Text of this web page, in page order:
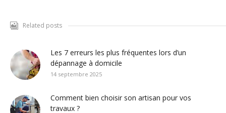
Related posts
Les 7 erreurs les plus fréquentes lors d’un
dépannage à domicile
14 septembre 2025
Comment bien choisir son artisan pour vos
travaux ?